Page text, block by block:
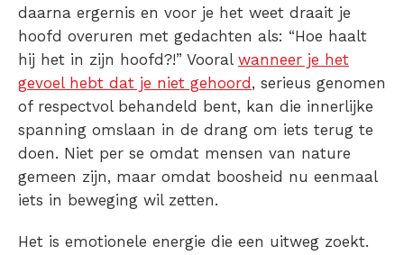
daarna ergernis en voor je het weet draait je
hoofd overuren met gedachten als: “Hoe haalt
hij het in zijn hoofd?!” Vooral wanneer je het
gevoel hebt dat je niet gehoord , serieus genomen
of respectvol behandeld bent, kan die innerlijke
spanning omslaan in de drang om iets terug te
doen. Niet per se omdat mensen van nature
gemeen zijn, maar omdat boosheid nu eenmaal
iets in beweging wil zetten.
Het is emotionele energie die een uitweg zoekt.